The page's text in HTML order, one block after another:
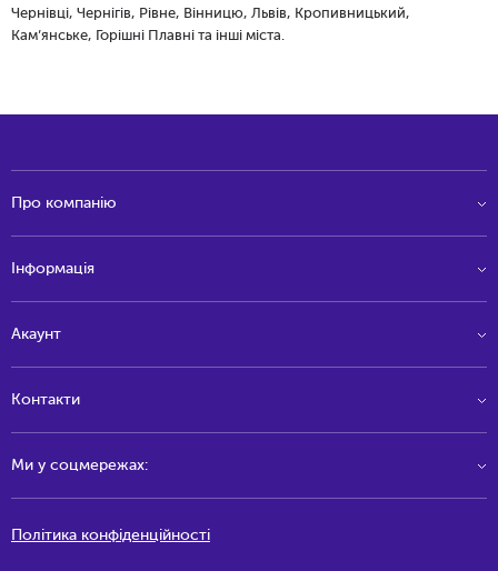
Чернівці, Чернігів, Рівне, Вінницю, Львів, Кропивницький,
Кам’янське, Горішні Плавні та інші міста.
Про компанію
Інформація
Акаунт
Контакти
Ми у соцмережах:
Політика конфіденційності